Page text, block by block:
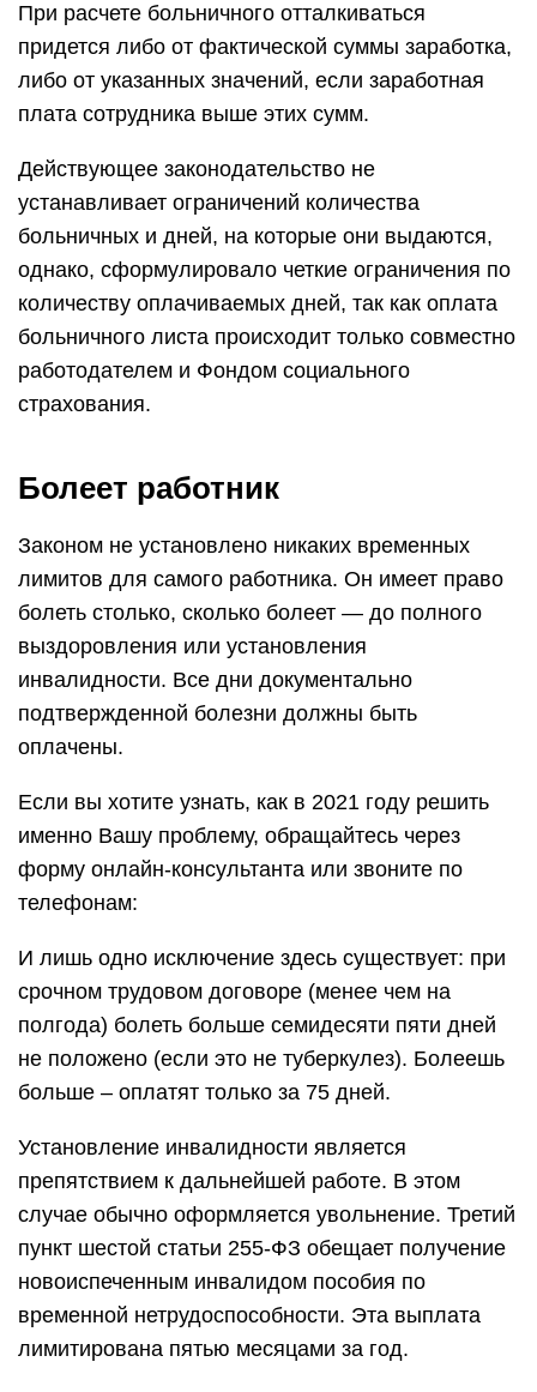
При расчете больничного отталкиваться
придется либо от фактической суммы заработка,
либо от указанных значений, если заработная
плата сотрудника выше этих сумм.
Действующее законодательство не
устанавливает ограничений количества
больничных и дней, на которые они выдаются,
однако, сформулировало четкие ограничения по
количеству оплачиваемых дней, так как оплата
больничного листа происходит только совместно
работодателем и Фондом социального
страхования.
Болеет работник
Законом не установлено никаких временных
лимитов для самого работника. Он имеет право
болеть столько, сколько болеет — до полного
выздоровления или установления
инвалидности. Все дни документально
подтвержденной болезни должны быть
оплачены.
Если вы хотите узнать, как в 2021 году решить
именно Вашу проблему, обращайтесь через
форму онлайн-консультанта или звоните по
телефонам:
И лишь одно исключение здесь существует: при
срочном трудовом договоре (менее чем на
полгода) болеть больше семидесяти пяти дней
не положено (если это не туберкулез). Болеешь
больше – оплатят только за 75 дней.
Установление инвалидности является
препятствием к дальнейшей работе. В этом
случае обычно оформляется увольнение. Третий
пункт шестой статьи 255-ФЗ обещает получение
новоиспеченным инвалидом пособия по
временной нетрудоспособности. Эта выплата
лимитирована пятью месяцами за год.